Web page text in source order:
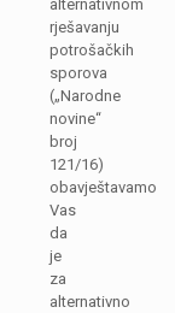
alternativnom
rješavanju
potrošačkih
sporova
(„Narodne
novine“
broj
121/16)
obavještavamo
Vas
da
je
za
alternativno